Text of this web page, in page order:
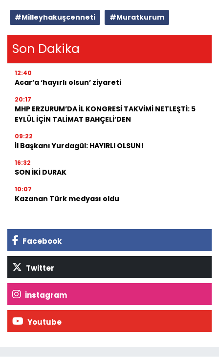
#Milleyhakuşcenneti #Muratkurum
Son Dakika
12:40
Acar’a ‘hayırlı olsun’ ziyareti
20:17
MHP ERZURUM’DA İL KONGRESİ TAKVİMİ NETLEŞTİ: 5
EYLÜL İÇİN TALİMAT BAHÇELİ’DEN
09:22
İl Başkanı Yurdagül: HAYIRLI OLSUN!
16:32
SON İKİ DURAK
10:07
Kazanan Türk medyası oldu
Facebook
Twitter
İnstagram
Youtube